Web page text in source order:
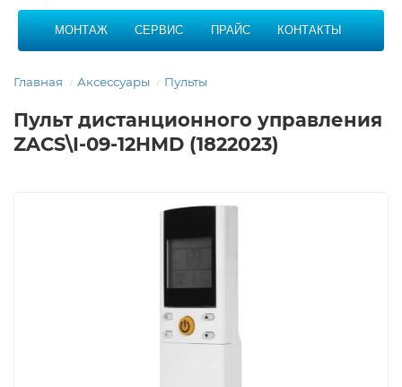
МОНТАЖ СЕРВИС ПРАЙС КОНТАКТЫ
Главная Аксессуары Пульты
Пульт дистанционного управления
ZACS\I-09-12HMD (1822023)